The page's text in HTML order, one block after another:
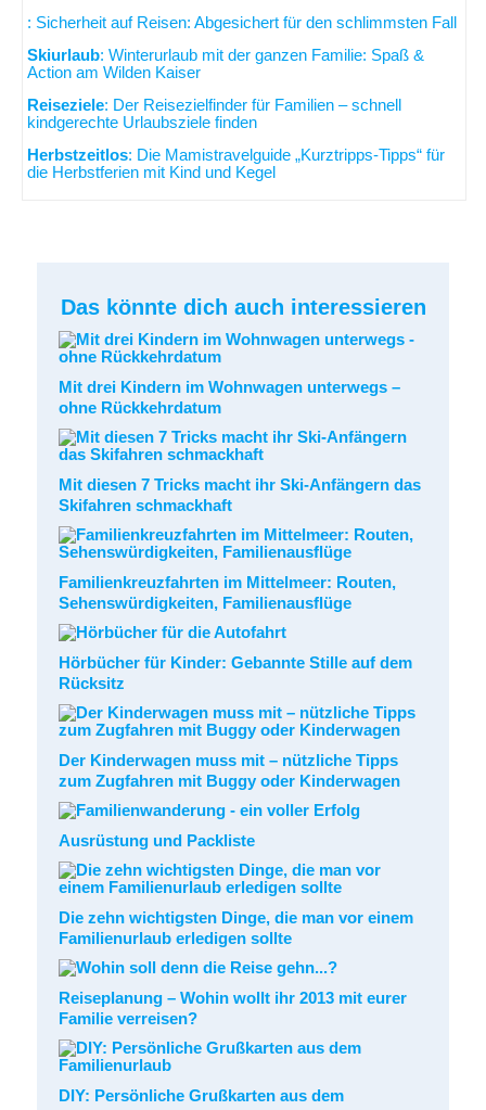
: Sicherheit auf Reisen: Abgesichert für den schlimmsten Fall
Skiurlaub: Winterurlaub mit der ganzen Familie: Spaß &
Action am Wilden Kaiser
Reiseziele: Der Reisezielfinder für Familien – schnell
kindgerechte Urlaubsziele finden
Herbstzeitlos: Die Mamistravelguide „Kurztripps-Tipps“ für
die Herbstferien mit Kind und Kegel
Das könnte dich auch interessieren
Mit drei Kindern im Wohnwagen unterwegs –
ohne Rückkehrdatum
Mit diesen 7 Tricks macht ihr Ski-Anfängern das
Skifahren schmackhaft
Familienkreuzfahrten im Mittelmeer: Routen,
Sehenswürdigkeiten, Familienausflüge
Hörbücher für Kinder: Gebannte Stille auf dem
Rücksitz
Der Kinderwagen muss mit – nützliche Tipps
zum Zugfahren mit Buggy oder Kinderwagen
Ausrüstung und Packliste
Die zehn wichtigsten Dinge, die man vor einem
Familienurlaub erledigen sollte
Reiseplanung – Wohin wollt ihr 2013 mit eurer
Familie verreisen?
DIY: Persönliche Grußkarten aus dem